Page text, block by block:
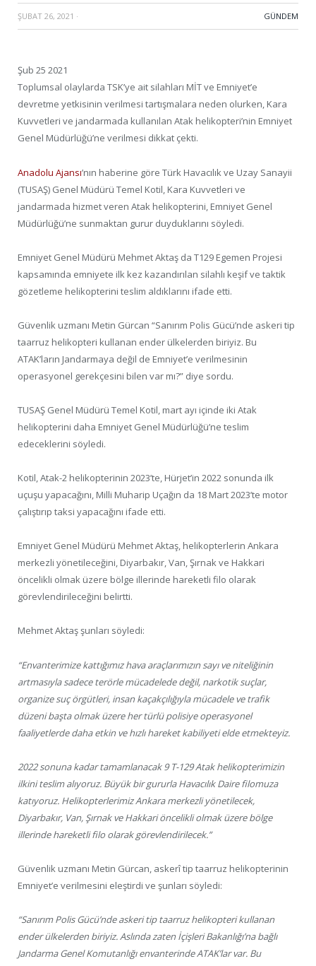
ŞUBAT 26, 2021 · GÜNDEM
Şub 25 2021
Toplumsal olaylarda TSK’ye ait silahları MİT ve Emniyet’e
devretme yetkisinin verilmesi tartışmalara neden olurken, Kara
Kuvvetleri ve jandarmada kullanılan Atak helikopteri’nin Emniyet
Genel Müdürlüğü’ne verilmesi dikkat çekti.
Anadolu Ajansı’nın haberine göre Türk Havacılık ve Uzay Sanayii
(TUSAŞ) Genel Müdürü Temel Kotil, Kara Kuvvetleri ve
jandarmada hizmet veren Atak helikopterini, Emniyet Genel
Müdürlüğü’ne sunmaktan gurur duyduklarını söyledi.
Emniyet Genel Müdürü Mehmet Aktaş da T129 Egemen Projesi
kapsamında emniyete ilk kez kazandırılan silahlı keşif ve taktik
gözetleme helikopterini teslim aldıklarını ifade etti.
Güvenlik uzmanı Metin Gürcan “Sanırım Polis Gücü’nde askeri tip
taarruz helikopteri kullanan ender ülkelerden biriyiz. Bu
ATAK’ların Jandarmaya değil de Emniyet’e verilmesinin
operasyonel gerekçesini bilen var mı?” diye sordu.
TUSAŞ Genel Müdürü Temel Kotil, mart ayı içinde iki Atak
helikopterini daha Emniyet Genel Müdürlüğü’ne teslim
edeceklerini söyledi.
Kotil, Atak-2 helikopterinin 2023’te, Hürjet’in 2022 sonunda ilk
uçuşu yapacağını, Milli Muharip Uçağın da 18 Mart 2023’te motor
çalıştırıp taksi yapacağını ifade etti.
Emniyet Genel Müdürü Mehmet Aktaş, helikopterlerin Ankara
merkezli yönetileceğini, Diyarbakır, Van, Şırnak ve Hakkari
öncelikli olmak üzere bölge illerinde hareketli filo olarak
görevlendirileceğini belirtti.
Mehmet Aktaş şunları söyledi:
“Envanterimize kattığımız hava araçlarımızın sayı ve niteliğinin
artmasıyla sadece terörle mücadelede değil, narkotik suçlar,
organize suç örgütleri, insan kaçakçılığıyla mücadele ve trafik
düzeni başta olmak üzere her türlü polisiye operasyonel
faaliyetlerde daha etkin ve hızlı hareket kabiliyeti elde etmekteyiz.
2022 sonuna kadar tamamlanacak 9 T-129 Atak helikopterimizin
ilkini teslim alıyoruz. Büyük bir gururla Havacılık Daire filomuza
katıyoruz. Helikopterlerimiz Ankara merkezli yönetilecek,
Diyarbakır, Van, Şırnak ve Hakkari öncelikli olmak üzere bölge
illerinde hareketli filo olarak görevlendirilecek.”
Güvenlik uzmanı Metin Gürcan, askerî tip taarruz helikopterinin
Emniyet’e verilmesini eleştirdi ve şunları söyledi:
“Sanırım Polis Gücü’nde askeri tip taarruz helikopteri kullanan
ender ülkelerden biriyiz. Aslında zaten İçişleri Bakanlığı’na bağlı
Jandarma Genel Komutanlığı envanterinde ATAK’lar var. Bu